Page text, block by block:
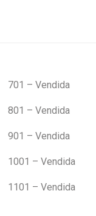
701 – Vendida
801 – Vendida
901 – Vendida
1001 – Vendida
1101 – Vendida